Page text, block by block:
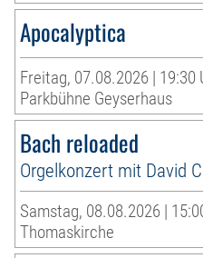
Apocalyptica
Freitag, 07.08.2026 | 19:30
Parkbühne Geyserhaus
Bach reloaded
Orgelkonzert mit David
Samstag, 08.08.2026 |
Thomaskirche